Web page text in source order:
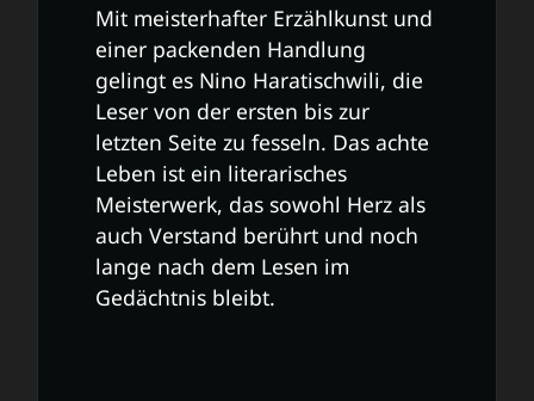
Mit meisterhafter Erzählkunst und
einer packenden Handlung
gelingt es Nino Haratischwili, die
Leser von der ersten bis zur
letzten Seite zu fesseln. Das achte
Leben ist ein literarisches
Meisterwerk, das sowohl Herz als
auch Verstand berührt und noch
lange nach dem Lesen im
Gedächtnis bleibt.